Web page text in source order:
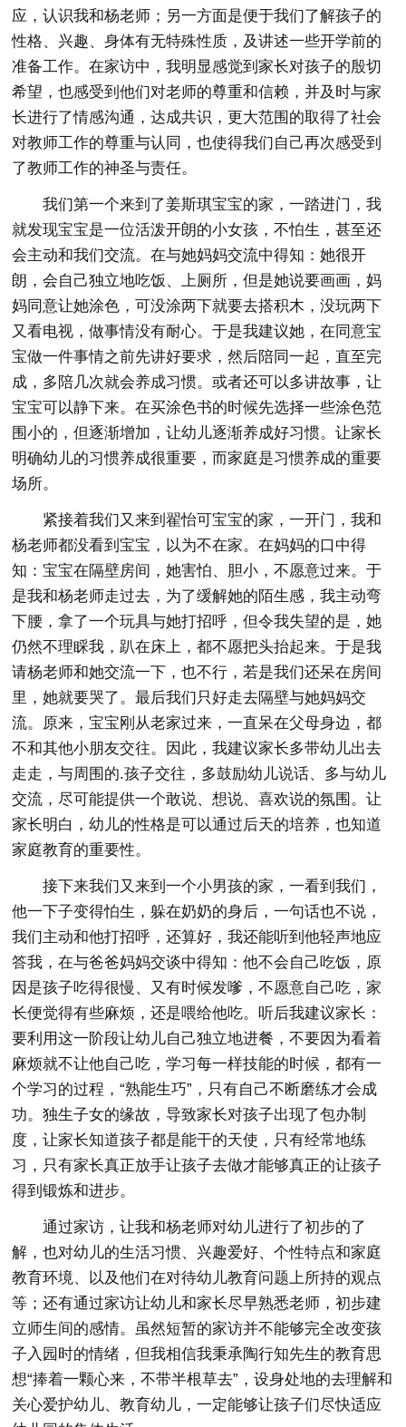
应，认识我和杨老师；另一方面是便于我们了解孩子的
性格、兴趣、身体有无特殊性质，及讲述一些开学前的
准备工作。在家访中，我明显感觉到家长对孩子的殷切
希望，也感受到他们对老师的尊重和信赖，并及时与家
长进行了情感沟通，达成共识，更大范围的取得了社会
对教师工作的尊重与认同，也使得我们自己再次感受到
了教师工作的神圣与责任。
我们第一个来到了姜斯琪宝宝的家，一踏进门，我
就发现宝宝是一位活泼开朗的小女孩，不怕生，甚至还
会主动和我们交流。在与她妈妈交流中得知：她很开
朗，会自己独立地吃饭、上厕所，但是她说要画画，妈
妈同意让她涂色，可没涂两下就要去搭积木，没玩两下
又看电视，做事情没有耐心。于是我建议她，在同意宝
宝做一件事情之前先讲好要求，然后陪同一起，直至完
成，多陪几次就会养成习惯。或者还可以多讲故事，让
宝宝可以静下来。在买涂色书的时候先选择一些涂色范
围小的，但逐渐增加，让幼儿逐渐养成好习惯。让家长
明确幼儿的习惯养成很重要，而家庭是习惯养成的重要
场所。
紧接着我们又来到翟怡可宝宝的家，一开门，我和
杨老师都没看到宝宝，以为不在家。在妈妈的口中得
知：宝宝在隔壁房间，她害怕、胆小，不愿意过来。于
是我和杨老师走过去，为了缓解她的陌生感，我主动弯
下腰，拿了一个玩具与她打招呼，但令我失望的是，她
仍然不理睬我，趴在床上，都不愿把头抬起来。于是我
请杨老师和她交流一下，也不行，若是我们还呆在房间
里，她就要哭了。最后我们只好走去隔壁与她妈妈交
流。原来，宝宝刚从老家过来，一直呆在父母身边，都
不和其他小朋友交往。因此，我建议家长多带幼儿出去
走走，与周围的.孩子交往，多鼓励幼儿说话、多与幼儿
交流，尽可能提供一个敢说、想说、喜欢说的氛围。让
家长明白，幼儿的性格是可以通过后天的培养，也知道
家庭教育的重要性。
接下来我们又来到一个小男孩的家，一看到我们，
他一下子变得怕生，躲在奶奶的身后，一句话也不说，
我们主动和他打招呼，还算好，我还能听到他轻声地应
答我，在与爸爸妈妈交谈中得知：他不会自己吃饭，原
因是孩子吃得很慢、又有时候发嗲，不愿意自己吃，家
长便觉得有些麻烦，还是喂给他吃。听后我建议家长：
要利用这一阶段让幼儿自己独立地进餐，不要因为看着
麻烦就不让他自己吃，学习每一样技能的时候，都有一
个学习的过程，“熟能生巧”，只有自己不断磨练才会成
功。独生子女的缘故，导致家长对孩子出现了包办制
度，让家长知道孩子都是能干的天使，只有经常地练
习，只有家长真正放手让孩子去做才能够真正的让孩子
得到锻炼和进步。
通过家访，让我和杨老师对幼儿进行了初步的了
解，也对幼儿的生活习惯、兴趣爱好、个性特点和家庭
教育环境、以及他们在对待幼儿教育问题上所持的观点
等；还有通过家访让幼儿和家长尽早熟悉老师，初步建
立师生间的感情。虽然短暂的家访并不能够完全改变孩
子入园时的情绪，但我相信我秉承陶行知先生的教育思
想“捧着一颗心来，不带半根草去”，设身处地的去理解和
关心爱护幼儿、教育幼儿，一定能够让孩子们尽快适应